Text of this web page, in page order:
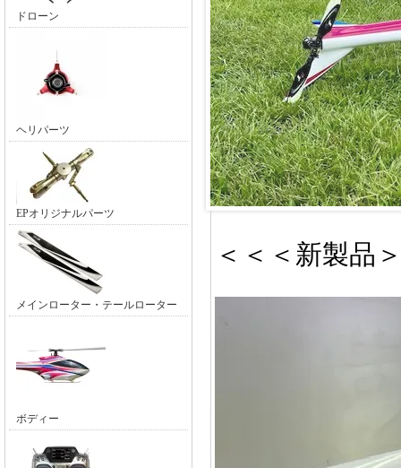
ドローン
ヘリパーツ
EPオリジナルパーツ
メインローター・テールローター
ボディー
＜＜＜新製品